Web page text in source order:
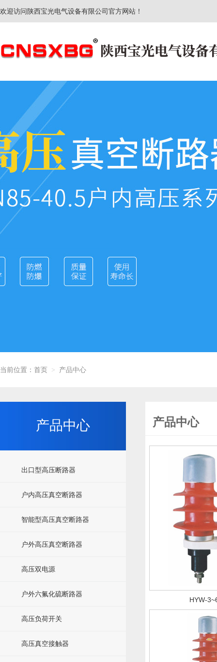
欢迎访问陕西宝光电气设备有限公司官方网站！
当前位置： 首页 > 产品中心
产品中心
出口型高压断路器
户内高压真空断路器
智能型高压真空断路器
户外高压真空断路器
高压双电源
户外六氟化硫断路器
高压负荷开关
高压真空接触器
产品中心
HYW-